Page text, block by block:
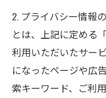
2. プライバシー情報
とは、上記に定める
利用いただいたサー
になったページや広
索キーワード、ご利